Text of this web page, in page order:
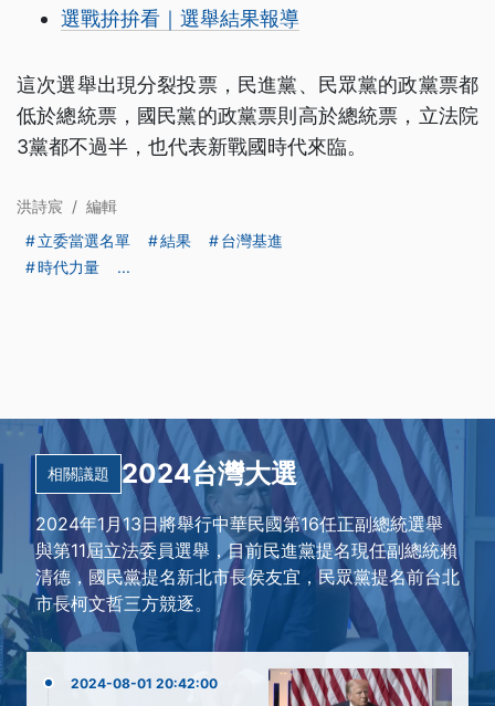
選戰拚拚看｜選舉結果報導
這次選舉出現分裂投票，民進黨、民眾黨的政黨票都
低於總統票，國民黨的政黨票則高於總統票，立法院
3黨都不過半，也代表新戰國時代來臨。
洪詩宸 / 編輯
立委當選名單
結果
台灣基進
時代力量
...
相關議題 2024台灣大選
2024年1月13日將舉行中華民國第16任正副總統選舉
與第11屆立法委員選舉，目前民進黨提名現任副總統賴
清德，國民黨提名新北市長侯友宜，民眾黨提名前台北
市長柯文哲三方競逐。
2024-08-01 20:42:00